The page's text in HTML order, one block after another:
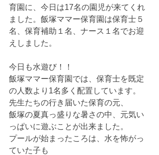
育園に、今日は17名の園児が来てくれ
ました。飯塚ママー保育園は保育士５
名、保育補助１名、ナース１名でお迎
えしました。
今日も水遊び！！
飯塚ママー保育園では、保育士を既定
の人数より1名多く配置しています。
先生たちの行き届いた保育の元、
飯塚の夏真っ盛りな暑さの中、元気い
っぱいに遊ぶことが出来ました。
プールが始まったころは、水を怖がっ
ていた子も